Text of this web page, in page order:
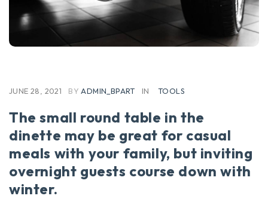
JUNE 28, 2021 BY ADMIN_BPART IN TOOLS
The small round table in the
dinette may be great for casual
meals with your family, but inviting
overnight guests course down with
winter.